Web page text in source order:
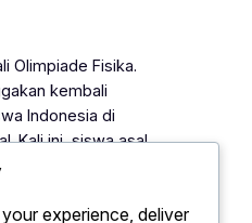
Olimpiade Fisika.
kembali
Indonesia di
Kali ini, siswa asal
medali dalam
menjadi bukti
experience, deliver